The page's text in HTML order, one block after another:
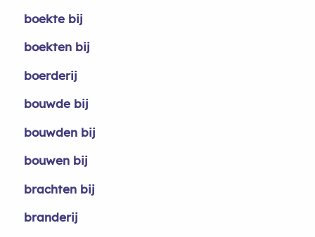
boekte bij
boekten bij
boerderij
bouwde bij
bouwden bij
bouwen bij
brachten bij
branderij